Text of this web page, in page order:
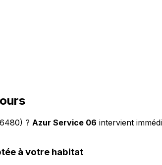
? Azur Service 06 intervient
à votre habitat